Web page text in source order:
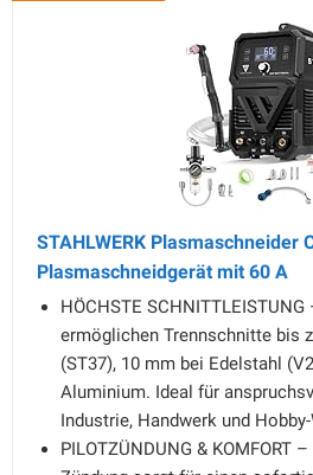
STAHLWERK Plasmaschneider
Plasmaschneidgerät mit 60 A
HÖCHSTE
ermöglichen Trennschnitte bis
(ST37), 10 mm bei Edelstahl
Aluminium. Ideal für
Industrie, Handwerk und
PILOTZÜNDUNG & KOMFORT